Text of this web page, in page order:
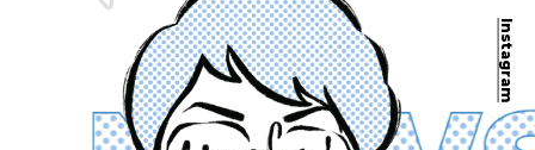
Instagram